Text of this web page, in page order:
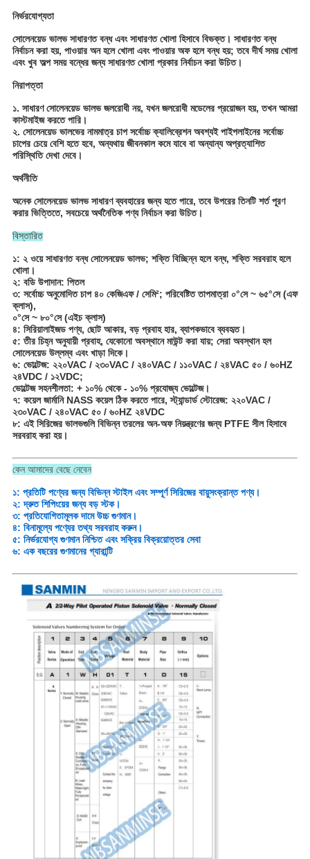
নির্ভরযোগ্যতা
সোলেনয়েড ভালভ সাধারণত বন্ধ এবং সাধারণত খোলা হিসাবে বিভক্ত। সাধারণত বন্ধ
নির্বাচন করা হয়, পাওয়ার অন হলে খোলা এবং পাওয়ার অফ হলে বন্ধ হয়; তবে দীর্ঘ সময় খোলা
এবং খুব অল্প সময় বন্ধের জন্য সাধারণত খোলা প্রকার নির্বাচন করা উচিত।
নিরাপত্তা
১. সাধারণ সোলেনয়েড ভালভ জলরোধী নয়, যখন জলরোধী মডেলের প্রয়োজন হয়, তখন আমরা
কাস্টমাইজ করতে পারি।
২. সোলেনয়েড ভালভের নামমাত্র চাপ সর্বোচ্চ ক্যালিব্রেশন অবশ্যই পাইপলাইনের সর্বোচ্চ
চাপের চেয়ে বেশি হতে হবে, অন্যথায় জীবনকাল কমে যাবে বা অন্যান্য অপ্রত্যাশিত
পরিস্থিতি দেখা দেবে।
অর্থনীতি
অনেক সোলেনয়েড ভালভ সাধারণ ব্যবহারের জন্য হতে পারে, তবে উপরের তিনটি শর্ত পূরণ
করার ভিত্তিতে, সবচেয়ে অর্থনৈতিক পণ্য নির্বাচন করা উচিত।
বিস্তারিত
১: ২ ওয়ে সাধারণত বন্ধ সোলেনয়েড ভালভ; শক্তি বিচ্ছিন্ন হলে বন্ধ, শক্তি সরবরাহ হলে
খোলা।
২: বডি উপাদান: পিতল
৩: সর্বোচ্চ অনুমোদিত চাপ ৪০ কেজিএফ / সেমি²; পরিবেষ্টিত তাপমাত্রা ০°সে ~ ৬৫°সে (এফ
ক্লাস),
০°সে ~ ৮০°সে (এইচ ক্লাস)
৪: সিরিয়ালাইজড পণ্য, ছোট আকার, বড় প্রবাহ হার, ব্যাপকভাবে ব্যবহৃত।
৫: তীর চিহ্ন অনুযায়ী প্রবাহ, যেকোনো অবস্থানে মাউন্ট করা যায়; সেরা অবস্থান হল
সোলেনয়েড উল্লম্ব এবং খাড়া দিকে।
৬: ভোল্টেজ: ২২০VAC / ২৩০VAC / ২৪০VAC / ১১০VAC / ২৪VAC ৫০ / ৬০HZ
২৪VDC / ১২VDC;
ভোল্টেজ সহনশীলতা: + ১০% থেকে - ১০% প্রযোজ্য ভোল্টেজ।
৭: কয়েল জার্মানি NASS কয়েল ঠিক করতে পারে, স্ট্যান্ডার্ড স্টোরেজ: ২২০VAC /
২৩০VAC / ২৪০VAC ৫০ / ৬০HZ ২৪VDC
৮: এই সিরিজের ভালভগুলি বিভিন্ন তরলের অন-অফ নিয়ন্ত্রণের জন্য PTFE সীল হিসাবে
সরবরাহ করা হয়।
কেন আমাদের বেছে নেবেন
১: প্রতিটি পণ্যের জন্য বিভিন্ন স্টাইল এবং সম্পূর্ণ সিরিজের বায়ুসংক্রান্ত পণ্য।
২: দ্রুত শিপিংয়ের জন্য বড় স্টক।
৩: প্রতিযোগিতামূলক দামে উচ্চ গুণমান।
৪: বিনামূল্যে পণ্যের তথ্য সরবরাহ করুন।
৫: নির্ভরযোগ্য গুণমান নিশ্চিত এবং সক্রিয় বিক্রয়োত্তর সেবা
৬: এক বছরের গুণমানের গ্যারান্টি